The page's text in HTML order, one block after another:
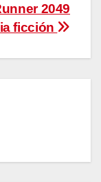
2049
ficción